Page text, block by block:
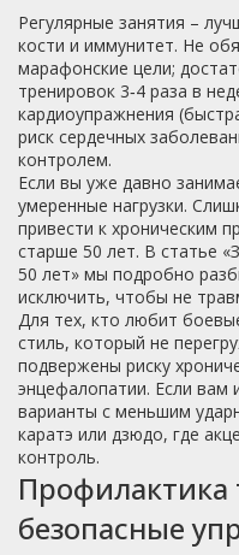
Регулярные занятия –
кости и иммунитет. Не
марафонские цели;
тренировок 3‑4 раза в
кардиоупражнения
риск сердечных
контролем.
Если вы уже давно
умеренные нагрузки.
привести к хроническим
старше 50 лет. В статье
50 лет» мы подробно
исключить, чтобы не
Для тех, кто любит
стиль, который не
подвержены риску
энцефалопатии. Если вам
варианты с меньшим
каратэ или дзюдо, где
контроль.
Профилактика
безопасные